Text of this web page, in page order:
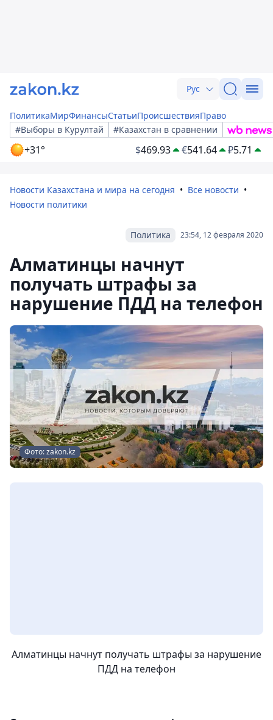
Рус
ПолитикаМирФинансыСтатьиПроисшествияПраво
#Выборы в Курултай
#Казахстан в сравнении
+31° $469.93 €541.64 ₽5.71
Новости Казахстана и мира на сегодня
Все новости
Новости политики
23:54, 12 февраля 2020
Политика
Алматинцы начнут
получать штрафы за
нарушение ПДД на телефон
Фото: zakon.kz
Алматинцы начнут получать штрафы за нарушение
ПДД на телефон